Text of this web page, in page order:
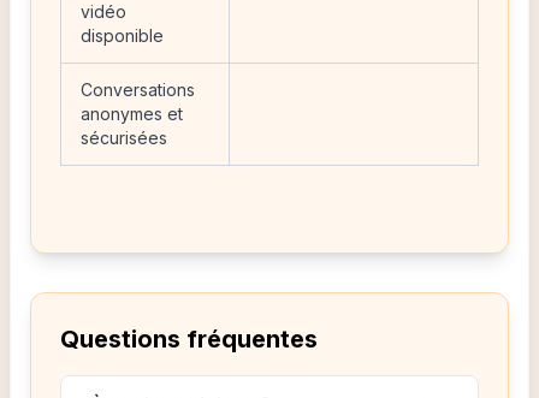
vidéo
disponible
Conversations
anonymes et
sécurisées
Questions fréquentes